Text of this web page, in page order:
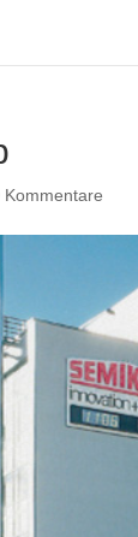
Kommentare